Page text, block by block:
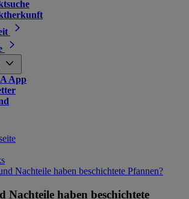
App
Nachteile haben beschichtete Pfannen?
Nachteile haben beschichtete